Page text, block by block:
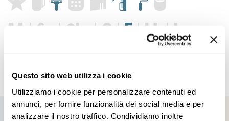
Questo sito web utilizza i cookie
Utilizziamo i cookie per personalizzare contenuti ed
annunci, per fornire funzionalità dei social media e per
analizzare il nostro traffico. Condividiamo inoltre